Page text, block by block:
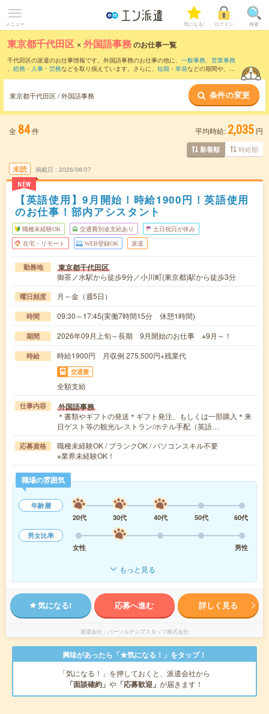
メニュー 気になる! ログイン 検索
東京都千代田区 ×外国語事務のお仕事一覧
千代田区の派遣のお仕事情報です。外国語事務のお仕事の他に、 一般事務、 営業事務
、 総務・人事・労務などを取り揃えています。さらに、 短期 ・ 単発などの期間や、 職
東京都千代田区 / 外国語事務 条件の変更
全 84件 平均時給: 2,035 円
新着順 時給順
未読
NEW
掲載日 2026/08/07
【英語使用】9月開始！時給1900円！英語使用
のお仕事！部内アシスタント
職種未経験OK 交通費別途支給あり 土日祝日が休み
在宅・リモート WEB登録OK 派遣
勤務地 東京都千代田区
御茶ノ水駅から徒歩9分／小川町(東京都)駅から徒歩3分
曜日頻度 月～金（週5日）
時間 09:30～17:45(実働7時間15分 休憩1時間)
期間 2026年09月上旬～長期 9月開始のお仕事 ※9月～！
時給 時給1900円 月収例 275,500円+残業代
交通費
全額支給
仕事内容 外国語事務
＊書類やギフトの発送＊ギフト発注、もしくは一部購入＊来
日ゲスト等の観光/レストラン/ホテル手配（英語…
応募資格
職種未経験OK / ブランクOK / パソコンスキル不要
※業界未経験OK！
職場の雰囲気
年齢層
20代
30代 40代 50代
60代
男女比率
女性
男性
もっと見る
気になる! 応募へ進む 詳しく見る
派遣会社 パーソルテンプスタッフ株式会社
興味があったら「★気になる！」をタップ！
「気になる！」を押しておくと、派遣会社から
「面談確約」 や 「応募歓迎」 が届きます！